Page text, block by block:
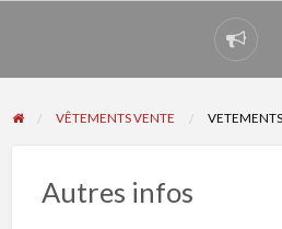
un
VÊTEMENTS VENTE
Autres infos